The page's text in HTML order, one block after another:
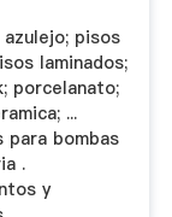
pisos
laminados;
porcelanato;
...
para bombas
.
y